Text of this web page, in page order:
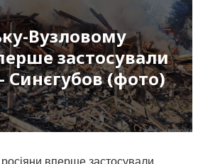
Вузловому
застосували
Синєгубов (фото)
вперше застосували